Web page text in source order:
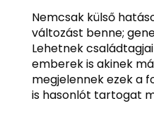
Nemcsak külső
változást benne;
Lehetnek
emberek is akinek
megjelennek ezek a
is hasonlót tartogat